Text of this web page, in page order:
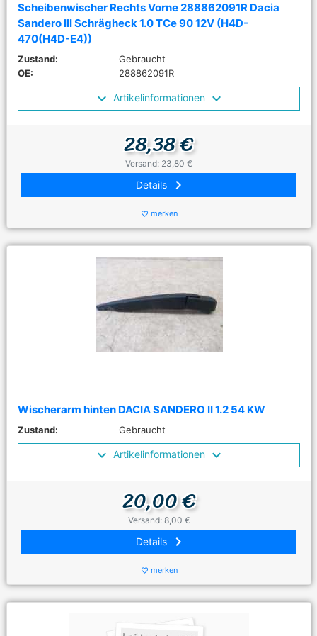
Scheibenwischer Rechts Vorne 288862091R Dacia
Sandero III Schrägheck 1.0 TCe 90 12V (H4D-
470(H4D-E4))
Zustand:
Gebraucht
OE:
288862091R
Artikelinformationen
28,38 €
Versand: 23,80 €
Details keyboard_arrow_right
favorite_border merken
Wischerarm hinten DACIA SANDERO II 1.2 54 KW
Zustand: Gebraucht
Artikelinformationen
20,00 €
Versand: 8,00 €
Details keyboard_arrow_right
favorite_border merken